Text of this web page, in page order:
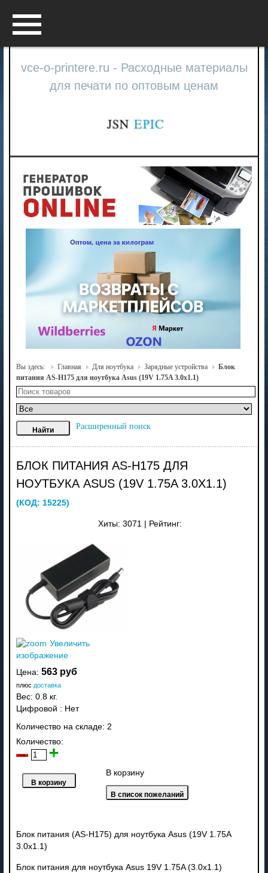
vce-o-printere.ru - Расходные материалы
для печати по оптовым ценам
Вы здесь: Главная Для ноутбука Зарядные устройства
Блок
питания AS-H175 для ноутбука Asus (19V 1.75A 3.0x1.1)
Расширенный поиск
БЛОК ПИТАНИЯ AS-H175 ДЛЯ
НОУТБУКА ASUS (19V 1.75A 3.0X1.1)
(КОД: 15225)
Хиты: 3071 Рейтинг:
Увеличить
изображение
Цена: 563 руб
плюс доставка
Вес: 0.8 кг.
Цифровой : Нет
Количество на складе: 2
Количество:
В корзину
Блок питания (AS-H175) для ноутбука Asus (19V 1.75A
3.0x1.1)
Блок питания для ноутбука Asus 19V 1.75A (3.0x1.1)